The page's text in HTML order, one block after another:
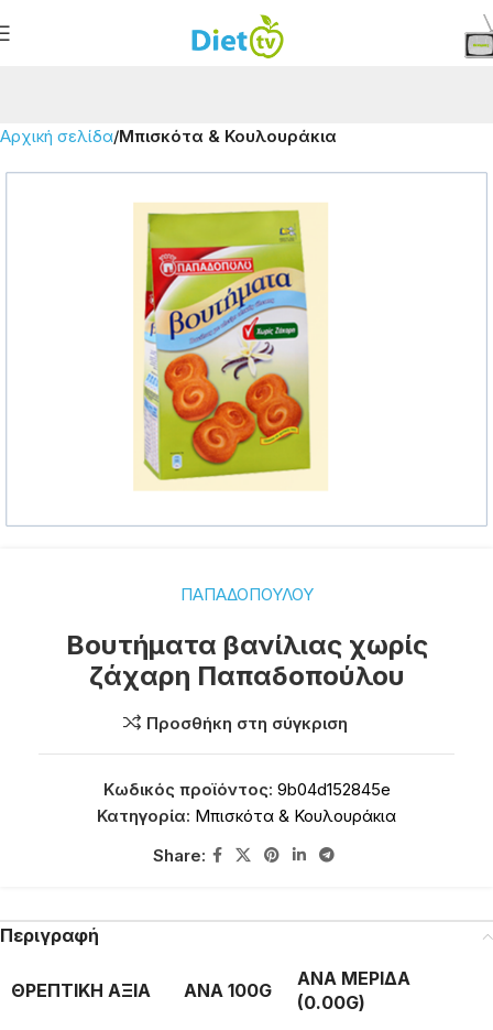
Αρχική σελίδα Μπισκότα & Κουλουράκια
ΠΑΠΑΔΟΠΟΥΛΟΥ
Βουτήματα βανίλιας χωρίς
ζάχαρη Παπαδοπούλου
Προσθήκη στη σύγκριση
Κωδικός προϊόντος: 9b04d152845e
Κατηγορία: Μπισκότα & Κουλουράκια
Share:
Περιγραφή
ΘΡΕΠΤΙΚΗ ΑΞΙΑ ΑΝΑ 100G
ΑΝΑ ΜΕΡΙΔΑ
(0.00G)